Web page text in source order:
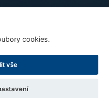
Auto s.r.o.
vč. DPH
cookies
PPC reklama
cookies.
vše